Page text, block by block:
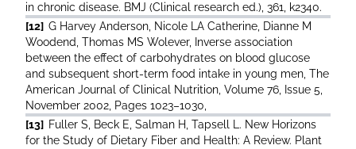
in chronic disease. BMJ (Clinical research ed.), 361, k2340.
[12] G Harvey Anderson, Nicole LA Catherine, Dianne M
Woodend, Thomas MS Wolever, Inverse association
between the effect of carbohydrates on blood glucose
and subsequent short-term food intake in young men, The
American Journal of Clinical Nutrition, Volume 76, Issue 5,
November 2002, Pages 1023–1030,
[13] Fuller S, Beck E, Salman H, Tapsell L. New Horizons
for the Study of Dietary Fiber and Health: A Review. Plant